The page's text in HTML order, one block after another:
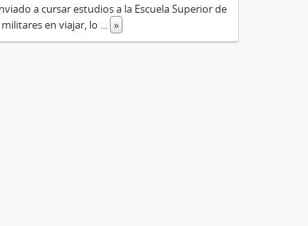
a cursar estudios a la Escuela Superior de
en viajar, lo
»